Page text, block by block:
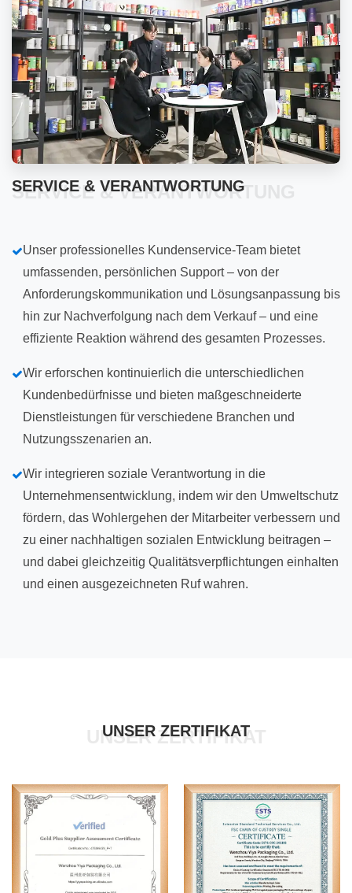
SERVICE & VERANTWORTUNG
SERVICE & VERANTWORTUNG
Unser professionelles Kundenservice-Team bietet
umfassenden, persönlichen Support – von der
Anforderungskommunikation und Lösungsanpassung bis
hin zur Nachverfolgung nach dem Verkauf – und eine
effiziente Reaktion während des gesamten Prozesses.
Wir erforschen kontinuierlich die unterschiedlichen
Kundenbedürfnisse und bieten maßgeschneiderte
Dienstleistungen für verschiedene Branchen und
Nutzungsszenarien an.
Wir integrieren soziale Verantwortung in die
Unternehmensentwicklung, indem wir den Umweltschutz
fördern, das Wohlergehen der Mitarbeiter verbessern und
zu einer nachhaltigen sozialen Entwicklung beitragen –
und dabei gleichzeitig Qualitätsverpflichtungen einhalten
und einen ausgezeichneten Ruf wahren.
UNSER ZERTIFIKAT
UNSER ZERTIFIKAT